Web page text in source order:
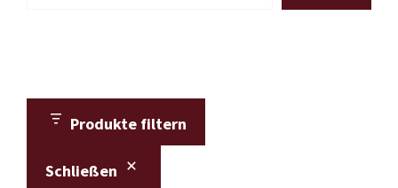
Produkte filtern
Schließen